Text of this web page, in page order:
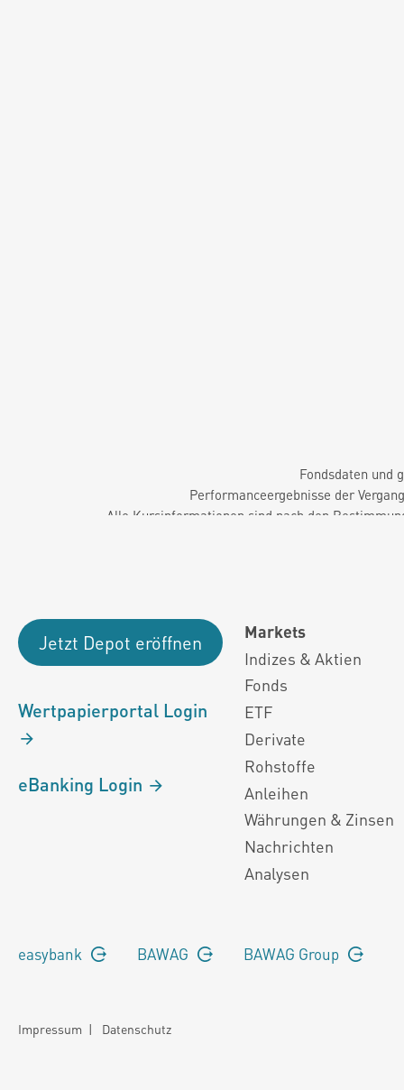
Fondsdaten und
Performanceergebnisse der
Alle Kursinformationen sind nach den
Jetzt Depot eröffnen
Wertpapierportal Login
eBanking Login
Markets
Indizes & Aktien
Fonds
ETF
Derivate
Rohstoffe
Anleihen
Währungen & Zinsen
Nachrichten
Analysen
easybank BAWAG BAWAG Group
Impressum | Datenschutz